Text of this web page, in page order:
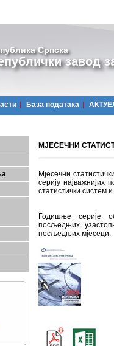
Српска
завод
Базa података
МЈЕСЕЧНИ
Мјесечни
серију најважнијих
статистички систем
Годишње серије
посљедњих
посљедњих мјесеци.